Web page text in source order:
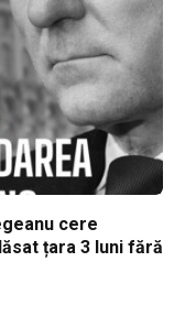
cere
țara 3 luni fără